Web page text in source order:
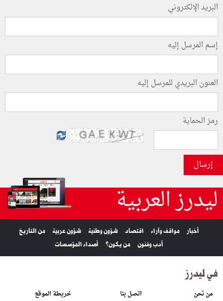
البريد الإلكتروني
إسم المرسل إليه
العنون البريدي للمرسل إليه
رمز الحماية
إرسال
ليدرز العربية
أخبار مواقف وآراء اقتصاد شؤون وطنية شؤون عربية
من التاريخ
أدب وفنون
من يكون؟ أصداء المؤسسات
في ليدرز
من نحن اتصل بنا خريطة الموقع